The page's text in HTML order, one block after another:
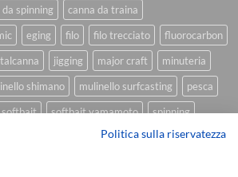
da spinning
canna da traina
eging filo filo trecciato
fluorocarbon
jigging major craft
minuteria
shimano mulinello surfcasting
pesca
softbait softbait yamamoto
spinning
trecciato trolling tubertini
Politica sulla riservatezza